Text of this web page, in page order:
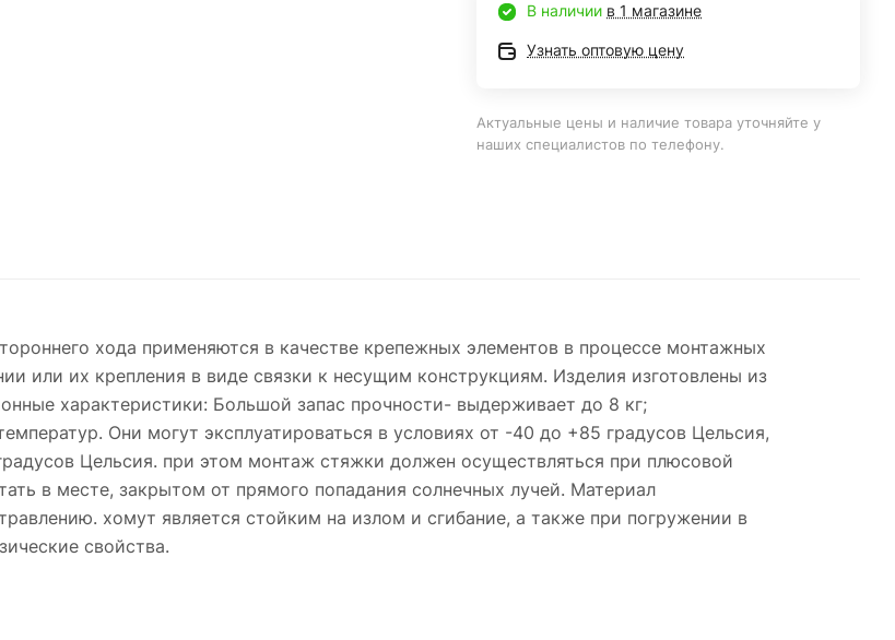
В наличии в 1 магазине
Узнать оптовую цену
Актуальные цены и наличие товара уточняйте у
наших специалистов по телефону.
хода применяются в качестве крепежных элементов в процессе монтажных
или их крепления в виде связки к несущим конструкциям. Изделия изготовлены из
характеристики: Большой запас прочности- выдерживает до 8 кг;
Они могут эксплуатироваться в условиях от -40 до +85 градусов Цельсия,
Цельсия. при этом монтаж стяжки должен осуществляться при плюсовой
в месте, закрытом от прямого попадания солнечных лучей. Материал
хомут является стойким на излом и сгибание, а также при погружении в
свойства.